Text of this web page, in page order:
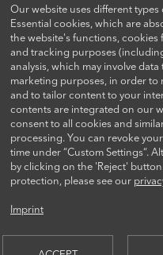
Our website uses different
Essential cookies, which are
the website's functions,
and tracking purposes
analysis, which may involve
marketing purposes, in order to
and to tailor content to your
contents are integrated on our
consent to all cookies and
processing. You can revoke
time under “Custom Settings“.
by clicking on the 'Reject'
protection, please see our
Imprint
FOLLOW US ON
© 2026 AQUILA CAPITAL